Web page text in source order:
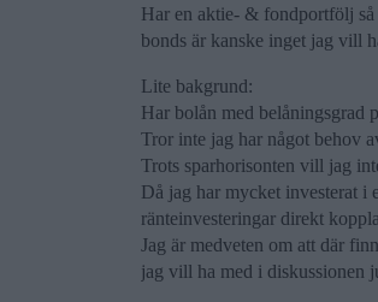
Har en aktie- & fondportfölj
bonds är kanske inget jag vill
Lite bakgrund:
Har bolån med belåningsgrad
Tror inte jag har något behov
Trots sparhorisonten vill jag
Då jag har mycket investerat i
ränteinvesteringar direkt
Jag är medveten om att där
jag vill ha med i diskussionen